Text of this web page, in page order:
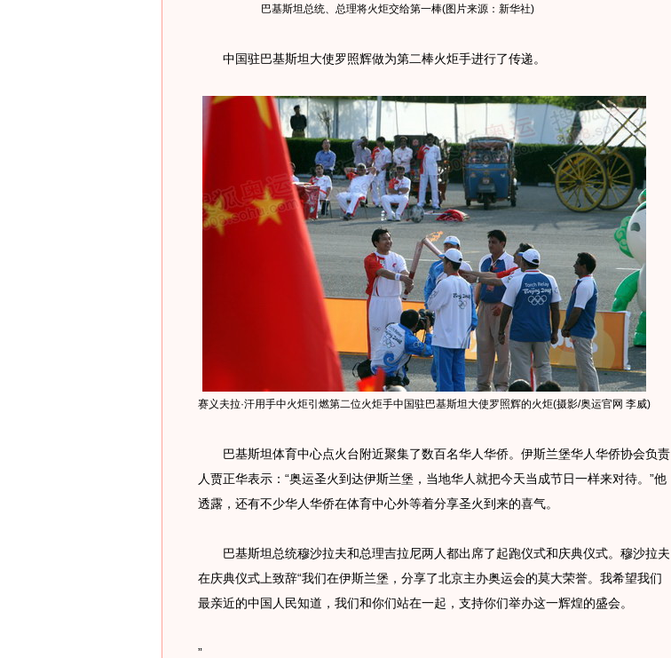
巴基斯坦总统、总理将火炬交给第一棒(图片来源：新华社)
中国驻巴基斯坦大使罗照辉做为第二棒火炬手进行了传递。
赛义夫拉·汗用手中火炬引燃第二位火炬手中国驻巴基斯坦大使罗照辉的火炬(摄影/奥运官网 李威)
巴基斯坦体育中心点火台附近聚集了数百名华人华侨。伊斯兰堡华人华侨协会负责
人贾正华表示：“奥运圣火到达伊斯兰堡，当地华人就把今天当成节日一样来对待。”他
透露，还有不少华人华侨在体育中心外等着分享圣火到来的喜气。
巴基斯坦总统穆沙拉夫和总理吉拉尼两人都出席了起跑仪式和庆典仪式。穆沙拉夫
在庆典仪式上致辞“我们在伊斯兰堡，分享了北京主办奥运会的莫大荣誉。我希望我们
最亲近的中国人民知道，我们和你们站在一起，支持你们举办这一辉煌的盛会。
”